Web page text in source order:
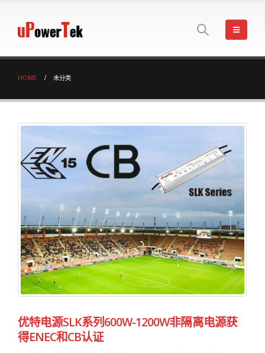
HOME 未分类
优特电源SLK系列600W-1200W非隔离电源获
得ENEC和CB认证